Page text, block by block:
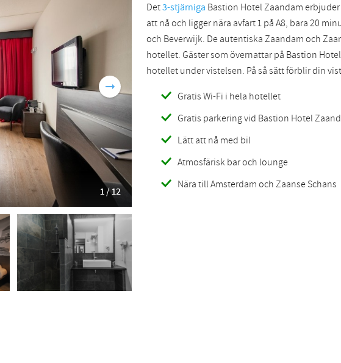
Turkish
1 / 12
Det3-stjärniga Bastion Hotel Zaandam
att nå och ligger nära avfart 1 på A8, bara 20
och Beverwijk. De autentiska Zaandam och
hotellet. Gäster som övernattar på Bastion
hotellet under vistelsen. På så sätt förblir din
Gratis Wi-Fi i hela hotellet
Gratis parkering vid Bastion Hotel
Lätt att nå med bil
Atmosfärisk bar och lounge
Nära till Amsterdam och Zaanse Schans